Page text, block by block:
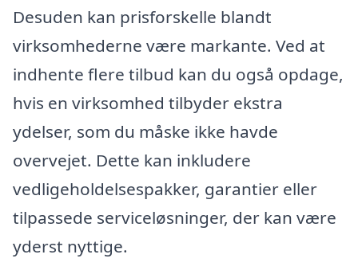
Desuden kan prisforskelle blandt
virksomhederne være markante. Ved at
indhente flere tilbud kan du også opdage,
hvis en virksomhed tilbyder ekstra
ydelser, som du måske ikke havde
overvejet. Dette kan inkludere
vedligeholdelsespakker, garantier eller
tilpassede serviceløsninger, der kan være
yderst nyttige.